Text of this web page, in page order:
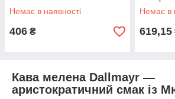
Немає в наявності
406 ₴
Немає в
619,15
Кава мелена Dallmayr —
аристократичний смак із